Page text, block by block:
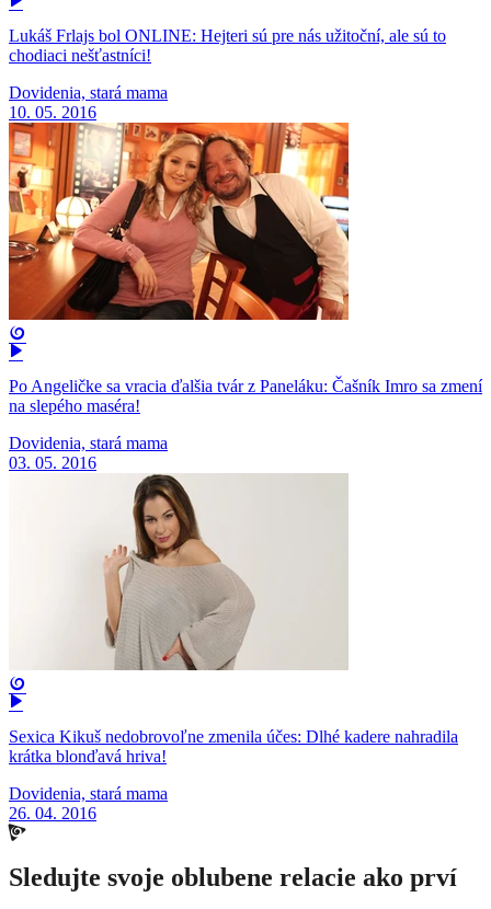
Lukáš Frlajs bol ONLINE: Hejteri sú pre nás užitoční, ale sú to
chodiaci nešťastníci!
Dovidenia, stará mama
10. 05. 2016
Po Angeličke sa vracia ďalšia tvár z Paneláku: Čašník Imro sa zmení
na slepého maséra!
Dovidenia, stará mama
03. 05. 2016
Sexica Kikuš nedobrovoľne zmenila účes: Dlhé kadere nahradila
krátka blonďavá hriva!
Dovidenia, stará mama
26. 04. 2016
Sledujte svoje oblubene relacie ako prví